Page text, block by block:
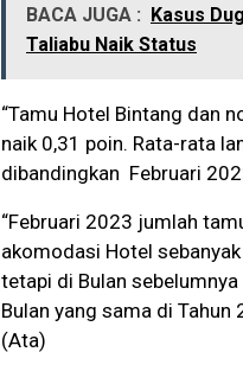
BACA JUGA :
Kasus
Taliabu Naik Status
“Tamu Hotel Bintang dan
naik 0,31 poin. Rata-rata
dibandingkan Februari
“Februari 2023 jumlah
akomodasi Hotel
tetapi di Bulan
Bulan yang sama di Tahun
(Ata)